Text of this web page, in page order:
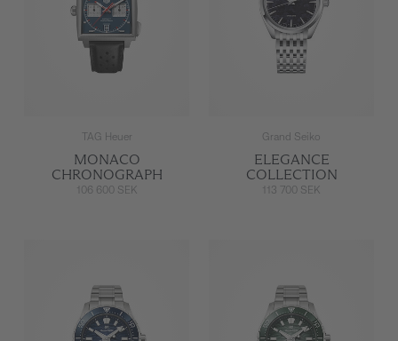
TAG Heuer
MONACO
CHRONOGRAPH
106 600 SEK
Grand Seiko
ELEGANCE
COLLECTION
113 700 SEK